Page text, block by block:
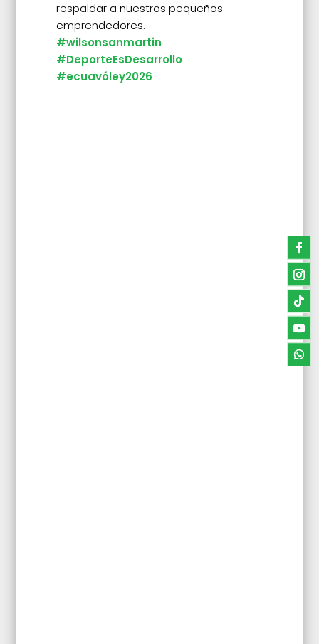
respaldar a nuestros pequeños
emprendedores.
#wilsonsanmartin
#DeporteEsDesarrollo
#ecuavóley2026